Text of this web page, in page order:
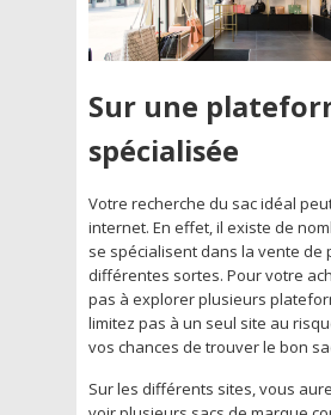
Sur une
spécialisée
Votre recherche du sac idéal
internet. En effet, il existe de
se spécialisent dans la vente de
différentes sortes. Pour votre
pas à explorer plusieurs
limitez pas à un seul site au
vos chances de trouver le bon
Sur les différents sites, vous